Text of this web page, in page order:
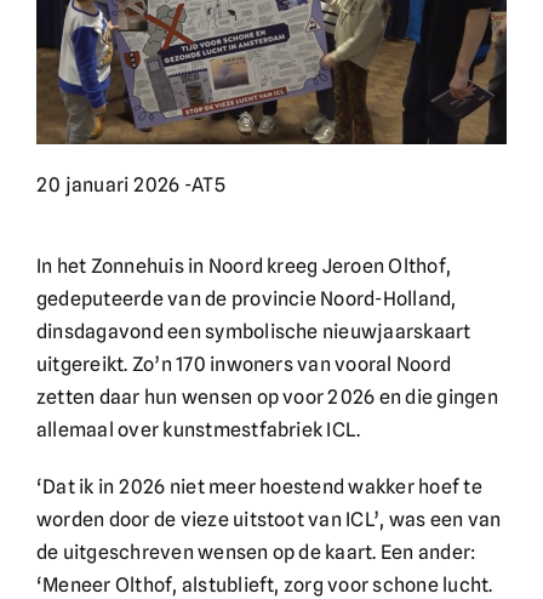
20 januari 2026 -AT5
In het Zonnehuis in Noord kreeg Jeroen Olthof,
gedeputeerde van de provincie Noord-Holland,
dinsdagavond een symbolische nieuwjaarskaart
uitgereikt. Zo’n 170 inwoners van vooral Noord
zetten daar hun wensen op voor 2026 en die gingen
allemaal over kunstmestfabriek ICL.
‘Dat ik in 2026 niet meer hoestend wakker hoef te
worden door de vieze uitstoot van ICL’, was een van
de uitgeschreven wensen op de kaart. Een ander:
‘Meneer Olthof, alstublieft, zorg voor schone lucht.